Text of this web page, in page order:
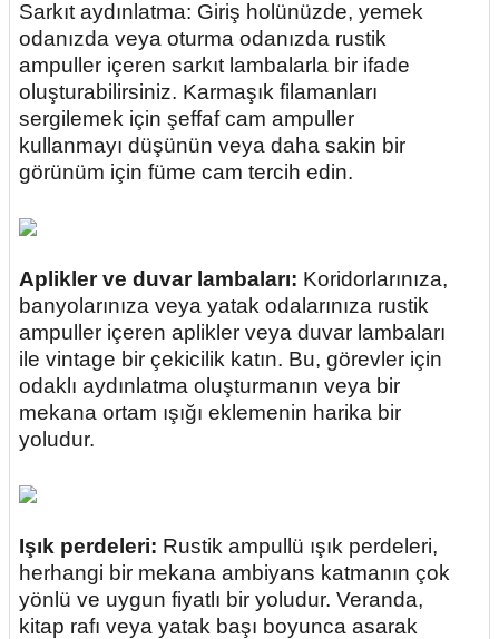
Sarkıt aydınlatma: Giriş holünüzde, yemek
odanızda veya oturma odanızda rustik
ampuller içeren sarkıt lambalarla bir ifade
oluşturabilirsiniz. Karmaşık filamanları
sergilemek için şeffaf cam ampuller
kullanmayı düşünün veya daha sakin bir
görünüm için füme cam tercih edin.
Aplikler ve duvar lambaları: Koridorlarınıza,
banyolarınıza veya yatak odalarınıza rustik
ampuller içeren aplikler veya duvar lambaları
ile vintage bir çekicilik katın. Bu, görevler için
odaklı aydınlatma oluşturmanın veya bir
mekana ortam ışığı eklemenin harika bir
yoludur.
Işık perdeleri: Rustik ampullü ışık perdeleri,
herhangi bir mekana ambiyans katmanın çok
yönlü ve uygun fiyatlı bir yoludur. Veranda,
kitap rafı veya yatak başı boyunca asarak